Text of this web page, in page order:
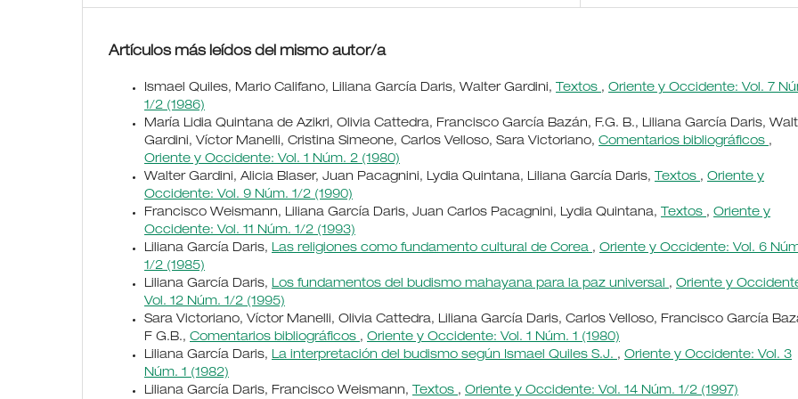
Artículos más leídos del mismo autor/a
Ismael Quiles, Mario Califano, Liliana García Daris, Walter Gardini, Textos , Oriente y Occidente: Vol. 7
1/2 (1986)
María Lidia Quintana de Azikri, Olivia Cattedra, Francisco García Bazán, F.G. B., Liliana García Daris,
Gardini, Víctor Manelli, Cristina Simeone, Carlos Velloso, Sara Victoriano, Comentarios bibliográficos ,
Oriente y Occidente: Vol. 1 Núm. 2 (1980)
Walter Gardini, Alicia Blaser, Juan Pacagnini, Lydia Quintana, Liliana García Daris, Textos , Oriente y
Occidente: Vol. 9 Núm. 1/2 (1990)
Francisco Weismann, Liliana García Daris, Juan Carlos Pacagnini, Lydia Quintana, Textos , Oriente y
Occidente: Vol. 11 Núm. 1/2 (1993)
Liliana García Daris, Las religiones como fundamento cultural de Corea , Oriente y Occidente: Vol. 6
1/2 (1985)
Liliana García Daris, Los fundamentos del budismo mahayana para la paz universal , Oriente y
Vol. 12 Núm. 1/2 (1995)
Sara Victoriano, Víctor Manelli, Olivia Cattedra, Liliana García Daris, Carlos Velloso, Francisco García
F G.B., Comentarios bibliográficos , Oriente y Occidente: Vol. 1 Núm. 1 (1980)
Liliana García Daris, La interpretación del budismo según Ismael Quiles S.J. , Oriente y Occidente: Vol. 3
Núm. 1 (1982)
Liliana García Daris, Francisco Weismann, Textos , Oriente y Occidente: Vol. 14 Núm. 1/2 (1997)